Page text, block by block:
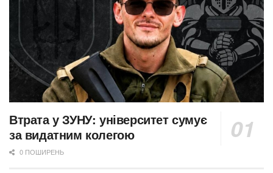
Втрата у ЗУНУ: університет сумує
за видатним колегою
0 ПОШИРЕНЬ